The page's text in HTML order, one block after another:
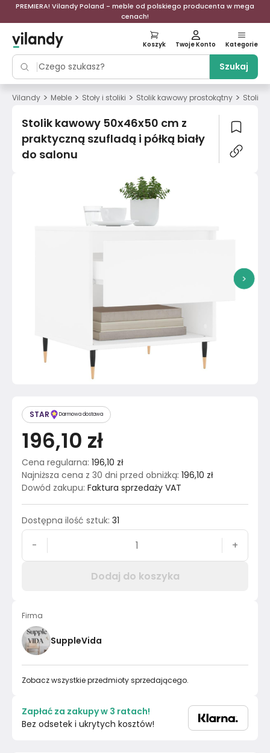
PREMIERA! Vilandy Poland - meble od polskiego producenta w mega
cenach!
Szukaj
Koszyk Twoje Konto Kategorie
Vilandy > Meble > Stoły i stoliki > Stolik kawowy prostokątny > Stolik
Stolik kawowy 50x46x50 cm z
praktyczną szufladą i półką biały
do salonu
>
STAR Darmowa dostawa
196,10 zł
Cena regularna: 196,10 zł
Najniższa cena z 30 dni przed obniżką: 196,10 zł
Dowód zakupu: Faktura sprzedaży VAT
Dostępna ilość sztuk: 31
- +
Dodaj do koszyka
Firma
SuppleVida
Zobacz wszystkie przedmioty sprzedającego.
Zapłać za zakupy w 3 ratach!
Bez odsetek i ukrytych kosztów!